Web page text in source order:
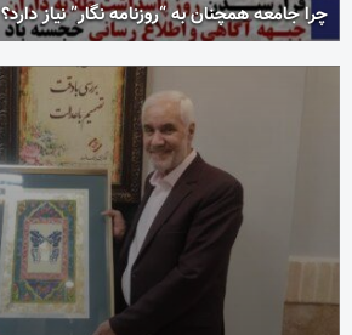
چرا جامعه همچنان به “روزنامه نگار” نیاز دارد؟